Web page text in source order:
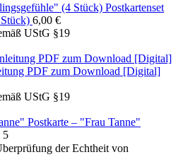
Postkartenset
6,00 €
UStG §19
PDF zum Download [Digital]
UStG §19
Postkarte – "Frau Tanne"
5
der Echtheit von